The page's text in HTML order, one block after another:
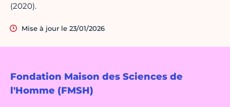
Fondation Maison des Sciences de
l'Homme (FMSH)
(2020).
Mise à jour le 23/01/2026